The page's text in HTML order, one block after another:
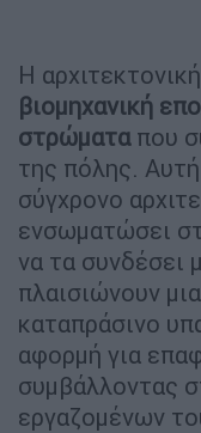
Η
βιομηχανική
στρώματαπου
της πόλης.
σύγχρονο
ενσωματώσει
να τα συνδέσει
πλαισιώνουν
καταπράσινο
αφορμή για
συμβάλλοντας
εργαζομένων